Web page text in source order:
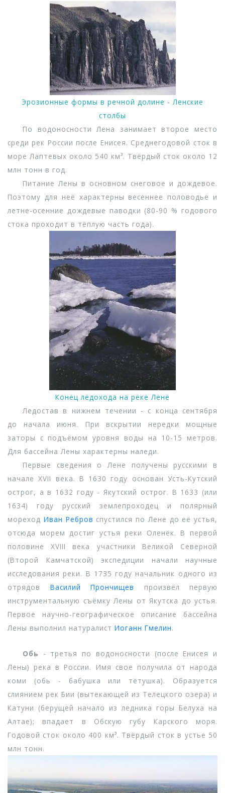
Эрозионные формы в речной долине - Ленские
столбы
По водоносности Лена занимает второе место
среди рек России после Енисея. Среднегодовой сток в
море Лаптевых около 540 км³. Твёрдый сток около 12
млн тонн в год.
Питание Лены в основном снеговое и дождевое.
Поэтому для неё характерны весеннее половодье и
летне-осенние дождевые паводки (80-90 % годового
стока проходит в тёплую часть года).
Конец ледохода на реке Лене
Ледостав в нижнем течении - с конца сентября
до начала июня. При вскрытии нередки мощные
заторы с подъёмом уровня воды на 10-15 метров.
Для бассейна Лены характерны наледи.
Первые сведения о Лене получены русскими в
начале XVII века. В 1630 году основан Усть-Кутский
острог, а в 1632 году - Якутский острог. В 1633 (или
1634) году русский землепроходец и полярный
мореход Иван Ребров спустился по Лене до её устья,
отсюда морем достиг устья реки Оленёк. В первой
половине XVIII века участники Великой Северной
(Второй Камчатской) экспедиции начали научные
исследования реки. В 1735 году начальник одного из
отрядов Василий Прончищев
произвёл первую
инструментальную съёмку Лены от Якутска до устья.
Первое научно-географическое описание бассейна
Лены выполнил натуралист Иоганн Гмелин.
Обь
- третья по водоносности (после Енисея и
Лены) река в России. Имя свое получила от народа
коми (обь - бабушка или тётушка). Образуется
слиянием рек Бии (вытекающей из Телецкого озера) и
Катуни (берущей начало из ледника горы Белуха на
Алтае); впадает в Обскую губу Карского моря.
Годовой сток около 400 км³. Твёрдый сток в устье 50
млн тонн.